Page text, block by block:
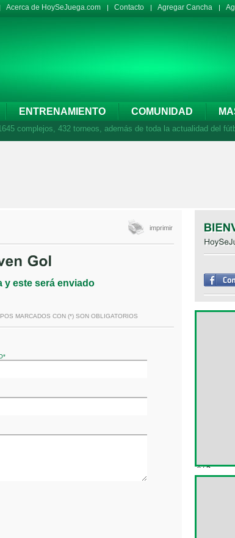
Acerca de HoySeJuega.com Contacto Agregar Cancha
ENTRENAMIENTO COMUNIDAD
complejos, 432 torneos, además de toda la actualidad del
imprimir
y este será enviado
MARCADOS CON (*) SON OBLIGATORIOS